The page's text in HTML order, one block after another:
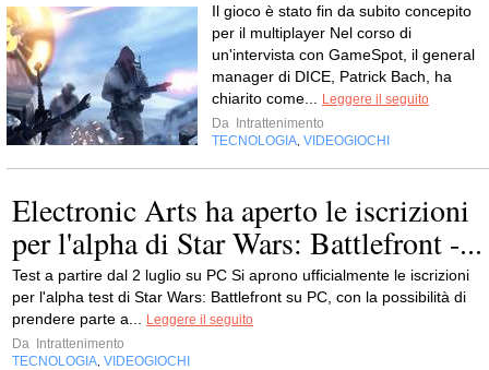
Il gioco è stato fin da subito concepito
per il multiplayer Nel corso di
un'intervista con GameSpot, il general
manager di DICE, Patrick Bach, ha
chiarito come...
Leggere il seguito
Da Intrattenimento
TECNOLOGIA VIDEOGIOCHI
Electronic Arts ha aperto le iscrizioni
per l'alpha di Star Wars: Battlefront -...
Test a partire dal 2 luglio su PC Si aprono ufficialmente le iscrizioni
per l'alpha test di Star Wars: Battlefront su PC, con la possibilità di
prendere parte a...
Leggere il seguito
Da Intrattenimento
TECNOLOGIA VIDEOGIOCHI